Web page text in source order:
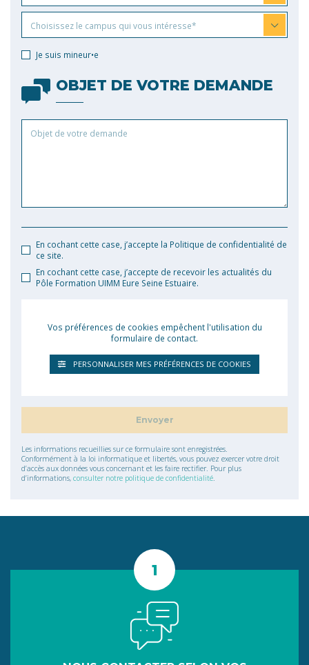
qui
intéresse
Choisissez le campus qui vous intéresse*
Je suis mineur•e
OBJET DE VOTRE DEMANDE
de
En cochant cette case, j’accepte la Politique de confidentialité de
ce site.
En cochant cette case, j’accepte de recevoir les actualités du
Pôle Formation UIMM Eure Seine Estuaire.
Vos préférences de cookies empêchent l'utilisation du
formulaire de contact.
PERSONNALISER MES PRÉFÉRENCES DE COOKIES
Les informations recueillies sur ce formulaire sont enregistrées.
Conformément à la loi informatique et libertés, vous pouvez exercer votre droit
d’accès aux données vous concernant et les faire rectifier. Pour plus
d’informations, consulter notre politique de confidentialité.